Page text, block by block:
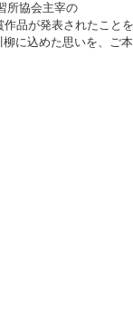
所協会主宰の
品が発表されたこと
に込めた思いを、ご